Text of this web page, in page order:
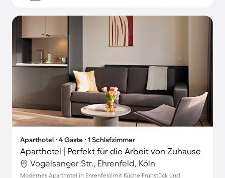
Aparthotel ∙ 4 Gäste ∙ 1 Schlafzimmer
Aparthotel | Perfekt für die Arbeit von Zuhause
Vogelsanger Str., Ehrenfeld, Köln
Modernes Aparthotel in Ehrenfeld mit Küche Frühstück und